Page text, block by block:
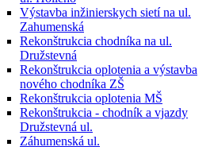
Výstavba inžinierskych sietí na ul.
Zahumenská
Rekonštrukcia chodníka na ul.
Družstevná
Rekonštrukcia oplotenia a výstavba
nového chodníka ZŠ
Rekonštrukcia oplotenia MŠ
Rekonštrukcia - chodník a vjazdy
Družstevná ul.
Záhumenská ul.